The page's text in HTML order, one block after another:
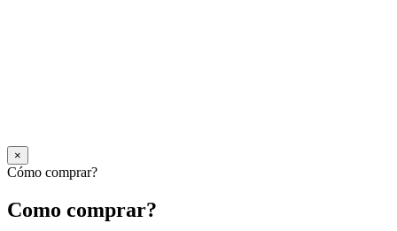
×
Cómo comprar?
Como comprar?